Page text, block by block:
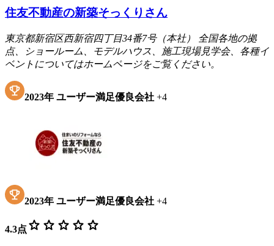
住友不動産の新築そっくりさん
東京都新宿区西新宿四丁目34番7号（本社） 全国各地の拠
点、ショールーム、モデルハウス、施工現場見学会、各種イ
ベントについてはホームページをご覧ください。
2023年 ユーザー満足優良会社 +4
2023年 ユーザー満足優良会社 +4
4.3点 star star star star star